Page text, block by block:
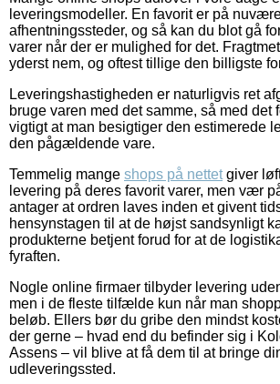
leveringsmodeller. En favorit er på
afhentningssteder, og så kan du blot gå
varer når der er mulighed for det.
yderst nem, og oftest tillige den billigste
Leveringshastigheden er naturligvis ret
bruge varen med det samme, så med det
vigtigt at man besigtiger den estimerede
den pågældende vare.
Temmelig mange shops på nettetgiver
levering på deres favorit varer, men vær
antager at ordren laves inden et givent
hensynstagen til at de højst sandsynligt
produkterne betjent forud for at de
fyraften.
Nogle online firmaer tilbyder levering
men i de fleste tilfælde kun når man
beløb. Ellers bør du gribe den mindst
der gerne – hvad end du befinder sig i
Assens – vil blive at få dem til at bringe
udleveringssted.